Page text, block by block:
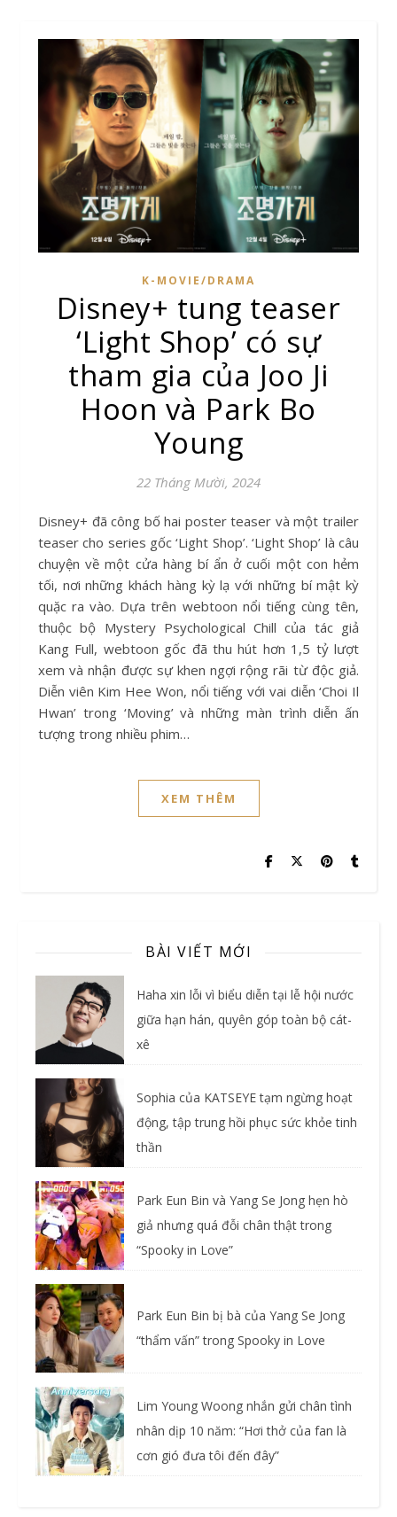
K-MOVIE/DRAMA
Disney+ tung teaser
‘Light Shop’ có sự
tham gia của Joo Ji
Hoon và Park Bo
Young
22 Tháng Mười, 2024
Disney+ đã công bố hai poster teaser và một trailer
teaser cho series gốc ‘Light Shop’. ‘Light Shop’ là câu
chuyện về một cửa hàng bí ẩn ở cuối một con hẻm
tối, nơi những khách hàng kỳ lạ với những bí mật kỳ
quặc ra vào. Dựa trên webtoon nổi tiếng cùng tên,
thuộc bộ Mystery Psychological Chill của tác giả
Kang Full, webtoon gốc đã thu hút hơn 1,5 tỷ lượt
xem và nhận được sự khen ngợi rộng rãi từ độc giả.
Diễn viên Kim Hee Won, nổi tiếng với vai diễn ‘Choi Il
Hwan’ trong ‘Moving’ và những màn trình diễn ấn
tượng trong nhiều phim…
XEM THÊM
BÀI VIẾT MỚI
Haha xin lỗi vì biểu diễn tại lễ hội nước
giữa hạn hán, quyên góp toàn bộ cát-
xê
Sophia của KATSEYE tạm ngừng hoạt
động, tập trung hồi phục sức khỏe tinh
thần
Park Eun Bin và Yang Se Jong hẹn hò
giả nhưng quá đỗi chân thật trong
“Spooky in Love”
Park Eun Bin bị bà của Yang Se Jong
“thẩm vấn” trong Spooky in Love
Lim Young Woong nhắn gửi chân tình
nhân dịp 10 năm: “Hơi thở của fan là
cơn gió đưa tôi đến đây”